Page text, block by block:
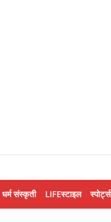
धर्म संस्कृती LIFEस्टाइल स्पोर्ट्स